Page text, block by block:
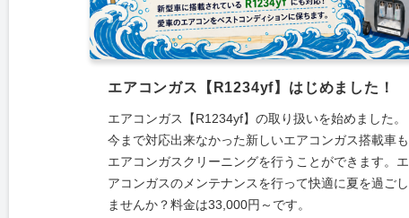
エアコンガス【R1234yf】はじめました！
エアコンガス【R1234yf】の取り扱いを始めました。
今まで対応出来なかった新しいエアコンガス搭載車も
エアコンガスクリーニングを行うことができます。エ
アコンガスのメンテナンスを行って快適に夏を過ごし
ませんか？料金は33,000円～です。